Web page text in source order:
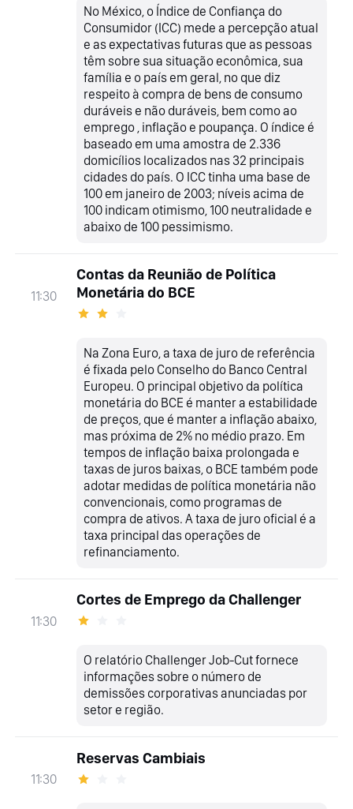
No México, o Índice de Confiança do
Consumidor (ICC) mede a percepção atual
e as expectativas futuras que as pessoas
têm sobre sua situação econômica, sua
família e o país em geral, no que diz
respeito à compra de bens de consumo
duráveis e não duráveis, bem como ao
emprego , inflação e poupança. O índice é
baseado em uma amostra de 2.336
domicílios localizados nas 32 principais
cidades do país. O ICC tinha uma base de
100 em janeiro de 2003; níveis acima de
100 indicam otimismo, 100 neutralidade e
abaixo de 100 pessimismo.
11:30
Contas da Reunião de Política
Monetária do BCE
Na Zona Euro, a taxa de juro de referência
é fixada pelo Conselho do Banco Central
Europeu. O principal objetivo da política
monetária do BCE é manter a estabilidade
de preços, que é manter a inflação abaixo,
mas próxima de 2% no médio prazo. Em
tempos de inflação baixa prolongada e
taxas de juros baixas, o BCE também pode
adotar medidas de política monetária não
convencionais, como programas de
compra de ativos. A taxa de juro oficial é a
taxa principal das operações de
refinanciamento.
11:30
Cortes de Emprego da Challenger
O relatório Challenger Job-Cut fornece
informações sobre o número de
demissões corporativas anunciadas por
setor e região.
11:30
Reservas Cambiais